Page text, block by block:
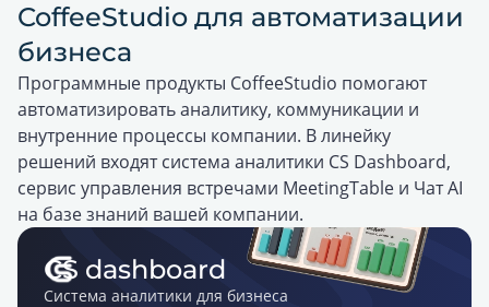
CoffeeStudio для автоматизации
бизнеса
Программные продукты CoffeeStudio помогают
автоматизировать аналитику, коммуникации и
внутренние процессы компании. В линейку
решений входят система аналитики CS Dashboard,
сервис управления встречами MeetingTable и Чат AI
на базе знаний вашей компании.
CS dashboard
Система аналитики для бизнеса